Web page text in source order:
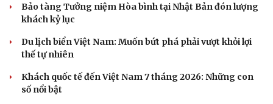
Âm nhạc
Di sản
Sao Việt
Bảo tàng Tưởng niệm Hòa bình tại Nhật Bản đón lượng
khách kỷ lục
Du lịch biển Việt Nam: Muốn bứt phá phải vượt khỏi lợi
thế tự nhiên
Khách quốc tế đến Việt Nam 7 tháng 2026: Những con
số nổi bật